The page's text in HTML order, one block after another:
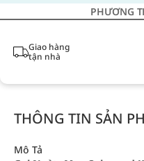
PHƯƠNG
Giao hàng
tận nhà
THÔNG TIN SẢN
Mô Tả